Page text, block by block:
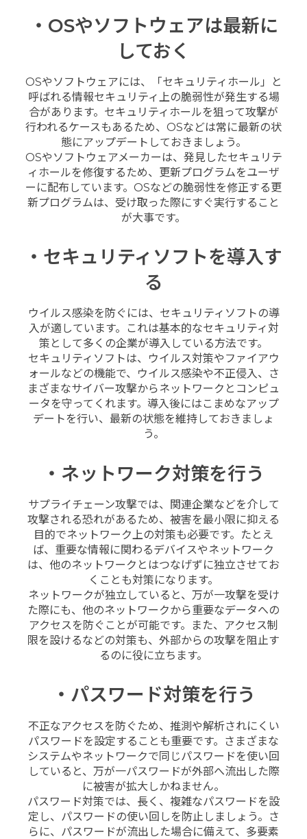
・OSやソフトウェアは最新に
しておく
OSやソフトウェアには、「セキュリティホール」と
呼ばれる情報セキュリティ上の脆弱性が発生する場
合があります。セキュリティホールを狙って攻撃が
行われるケースもあるため、OSなどは常に最新の状
態にアップデートしておきましょう。
OSやソフトウェアメーカーは、発見したセキュリテ
ィホールを修復するため、更新プログラムをユーザ
ーに配布しています。OSなどの脆弱性を修正する更
新プログラムは、受け取った際にすぐ実行すること
が大事です。
・セキュリティソフトを導入す
る
ウイルス感染を防ぐには、セキュリティソフトの導
入が適しています。これは基本的なセキュリティ対
策として多くの企業が導入している方法です。
セキュリティソフトは、ウイルス対策やファイアウ
ォールなどの機能で、ウイルス感染や不正侵入、さ
まざまなサイバー攻撃からネットワークとコンピュ
ータを守ってくれます。導入後にはこまめなアップ
デートを行い、最新の状態を維持しておきましょ
う。
・ネットワーク対策を行う
サプライチェーン攻撃では、関連企業などを介して
攻撃される恐れがあるため、被害を最小限に抑える
目的でネットワーク上の対策も必要です。たとえ
ば、重要な情報に関わるデバイスやネットワーク
は、他のネットワークとはつなげずに独立させてお
くことも対策になります。
ネットワークが独立していると、万が一攻撃を受け
た際にも、他のネットワークから重要なデータへの
アクセスを防ぐことが可能です。また、アクセス制
限を設けるなどの対策も、外部からの攻撃を阻止す
るのに役に立ちます。
・パスワード対策を行う
不正なアクセスを防ぐため、推測や解析されにくい
パスワードを設定することも重要です。さまざまな
システムやネットワークで同じパスワードを使い回
していると、万が一パスワードが外部へ流出した際
に被害が拡大しかねません。
パスワード対策では、長く、複雑なパスワードを設
定し、パスワードの使い回しを防止しましょう。さ
らに、パスワードが流出した場合に備えて、多要素